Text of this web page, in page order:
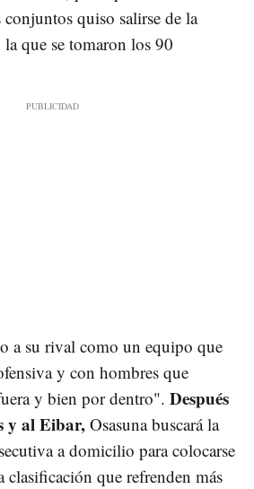
quiso salirse de la
la que se tomaron los 90
a su rival como un equipo que
y con hombres que
y bien por dentro". Después
y al Eibar, Osasuna buscará la
a domicilio para colocarse
que refrenden más